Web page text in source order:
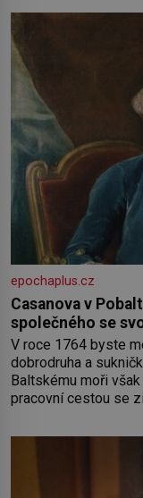
práce a hlavně klid.
epochaplus.cz
Casanova v
společného se
V roce 1764 byste
dobrodruha a
Baltskému moři
pracovní cestou se
Rigy? Casanova v
Nebyl v této oblasti